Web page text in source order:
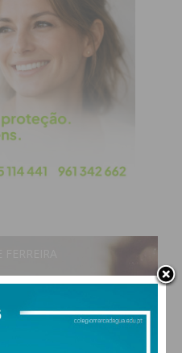
vento: 3m/s ONO